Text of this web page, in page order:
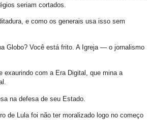
seriam cortados.
e como os generais usa isso sem
Globo? Você está frito. A Igreja — o jornalismo
exaurindo com a Era Digital, que mina a
na defesa de seu Estado.
de Lula foi não ter moralizado logo no começo